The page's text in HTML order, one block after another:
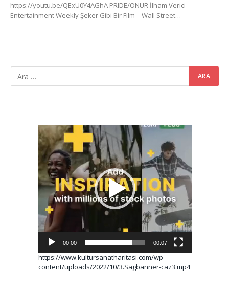
https://youtu.be/QExU0Y4AGhA PRIDE/ONUR İlham Verici –
Entertainment Weekly Şeker Gibi Bir Film – Wall Street…
Video
oynatıcı
00:00 00:07
https://www.kultursanatharitasi.com/wp-
content/uploads/2022/10/3.Sagbanner-caz3.mp4